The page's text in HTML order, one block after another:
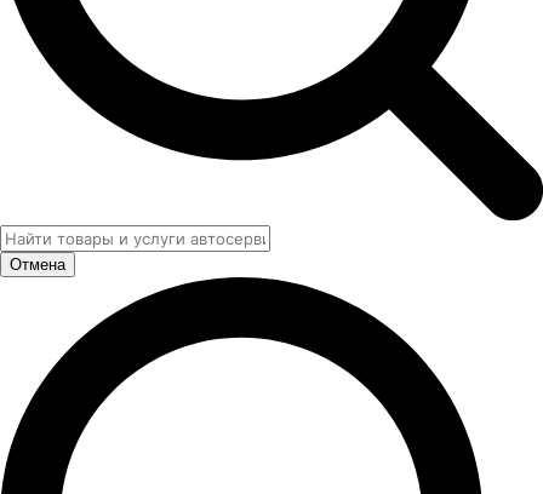
Отмена